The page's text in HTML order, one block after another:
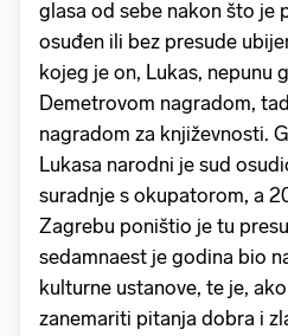
glasa od sebe nakon što je
osuđen ili bez presude
kojeg je on, Lukas, nepunu
Demetrovom nagradom,
nagradom za književnosti.
Lukasa narodni je sud
suradnje s okupatorom, a
Zagrebu poništio je tu
sedamnaest je godina bio
kulturne ustanove, te je,
zanemariti pitanja dobra i